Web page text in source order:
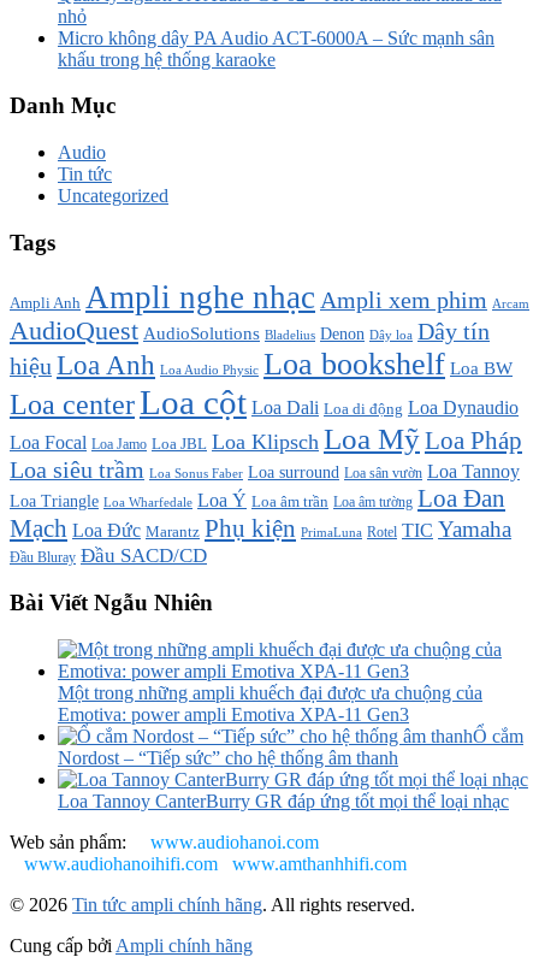
nhỏ
Micro không dây PA Audio ACT-6000A – Sức mạnh sân
khấu trong hệ thống karaoke
Danh Mục
Audio
Tin tức
Uncategorized
Tags
Ampli Anh Ampli nghe nhạc Ampli xem phim Arcam
AudioQuest AudioSolutions Bladelius Denon Dây loa Dây tín
hiệu Loa Anh Loa Audio Physic Loa bookshelf Loa BW
Loa centerLoa cột Loa Dali Loa di động Loa Dynaudio
Loa Focal Loa Jamo Loa JBL Loa Klipsch Loa MỹLoa Pháp
Loa siêu trầm Loa Sonus Faber Loa surround Loa sân vườn Loa Tannoy
Loa Triangle Loa Wharfedale Loa Ý Loa âm trần Loa âm tường Loa Đan
Mạch Loa Đức Marantz Phụ kiện PrimaLuna Rotel TIC Yamaha
Đầu Bluray Đầu SACD/CD
Bài Viết Ngẫu Nhiên
Một trong những ampli khuếch đại được ưa chuộng của
Emotiva: power ampli Emotiva XPA-11 Gen3
Ổ cắm
Nordost – “Tiếp sức” cho hệ thống âm thanh
Loa Tannoy CanterBurry GR đáp ứng tốt mọi thể loại nhạc
Web sản phẩm: www.audiohanoi.com
www.audiohanoihifi.com
www.amthanhhifi.com
© 2026 Tin tức ampli chính hãng. All rights reserved.
Cung cấp bởi Ampli chính hãng